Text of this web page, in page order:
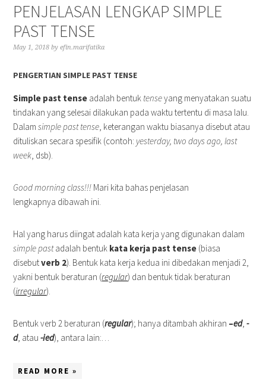
PENJELASAN LENGKAP SIMPLE
PAST TENSE
May 1, 2018 byefin.marifatika
PENGERTIAN SIMPLE PAST TENSE
Simple past tense adalah bentuk tenseyang menyatakan suatu
tindakan yang selesai dilakukan pada waktu tertentu di masa lalu.
Dalamsimple past tense, keterangan waktu biasanya disebut atau
dituliskan secara spesifik (contoh: yesterday, two days ago, last
week, dsb).
Good morning class!!! Mari kita bahas penjelasan
lengkapnya dibawah ini.
Hal yang harus diingat adalah kata kerja yang digunakan dalam
simple pastadalah bentuk kata kerja past tense (biasa
disebutverb 2). Bentuk kata kerja kedua ini dibedakan menjadi 2,
yakni bentuk beraturan (regular) dan bentuk tidak beraturan
(irregular).
Bentuk verb 2 beraturan (regular); hanya ditambah akhiran –ed,-
d, atau-ied), antara lain:…
READ MORE »